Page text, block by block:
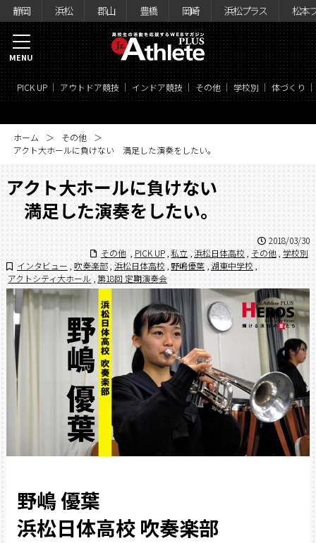
静岡 浜松 郡山 豊橋 岡崎 浜松プラス 松本
PICK UP アウトドア競技 インドア競技 その他 学校別 体づくり
MENU
ホーム
その他
アクト大ホールに負けない 満足した演奏をしたい。
アクト大ホールに負けない
満足した演奏をしたい。
2018/03/30
その他 , PICK UP 私立 浜松日体高校 その他 , 学校別
インタビュー 吹奏楽部 浜松日体高校 野嶋優葉 湖東中学校
アクトシティ大ホール 第18回 定期演奏会
野嶋 優葉
浜松日体高校 吹奏楽部